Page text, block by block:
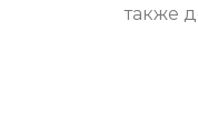
также